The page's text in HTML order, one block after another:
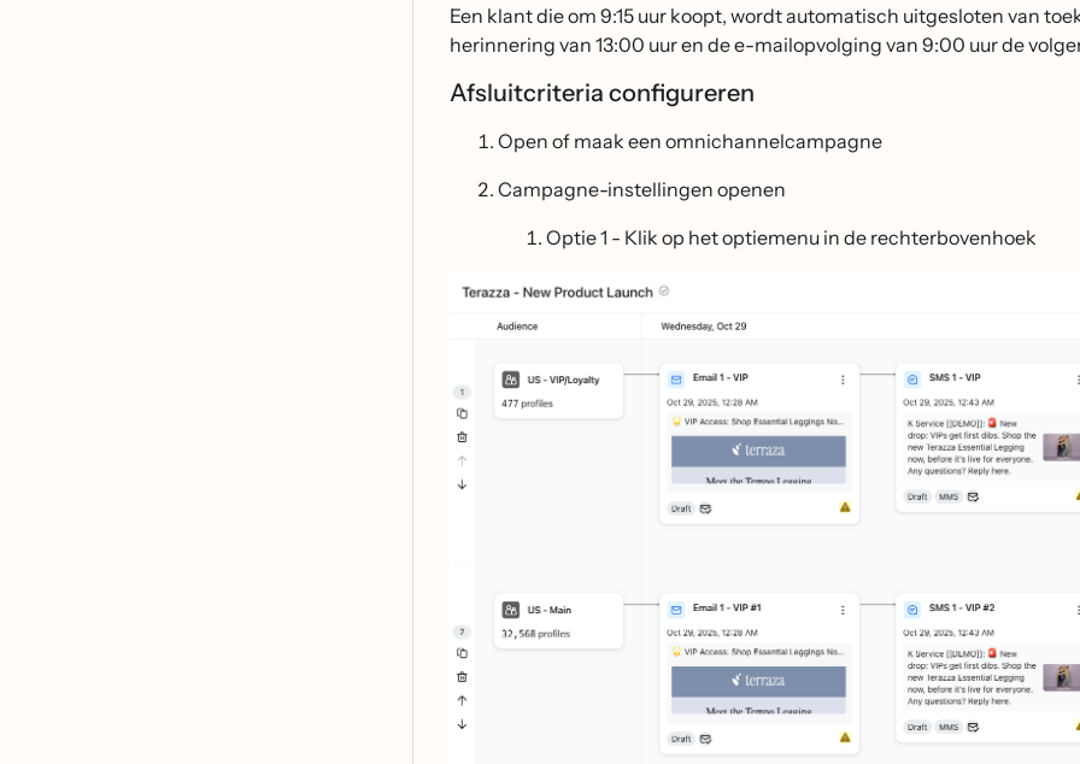
Een klant die om 9:15 uur koopt, wordt automatisch uitgesloten van
herinnering van 13:00 uur en de e-mailopvolging van 9:00 uur de
Afsluitcriteria configureren
Open of maak een omnichannelcampagne
Campagne-instellingen openen
Optie 1 - Klik op het optiemenu in de rechterbovenhoek